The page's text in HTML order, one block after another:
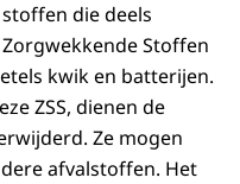
die deels
Stoffen
kwik en batterijen.
ZSS, dienen de
Ze mogen
afvalstoffen. Het